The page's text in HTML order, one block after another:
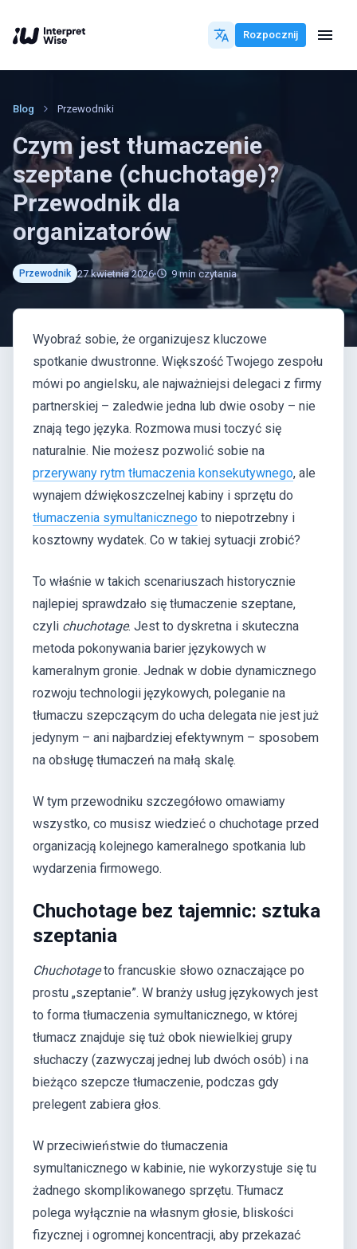
Rozpocznij
Blog Przewodniki
Czym jest tłumaczenie
szeptane (chuchotage)?
Przewodnik dla
organizatorów
Przewodnik 27 kwietnia 2026 9 min czytania
Wyobraź sobie, że organizujesz kluczowe
spotkanie dwustronne. Większość Twojego zespołu
mówi po angielsku, ale najważniejsi delegaci z firmy
partnerskiej – zaledwie jedna lub dwie osoby – nie
znają tego języka. Rozmowa musi toczyć się
naturalnie. Nie możesz pozwolić sobie na
przerywany rytm tłumaczenia konsekutywnego, ale
wynajem dźwiękoszczelnej kabiny i sprzętu do
tłumaczenia symultanicznego to niepotrzebny i
kosztowny wydatek. Co w takiej sytuacji zrobić?
To właśnie w takich scenariuszach historycznie
najlepiej sprawdzało się tłumaczenie szeptane,
czyli chuchotage. Jest to dyskretna i skuteczna
metoda pokonywania barier językowych w
kameralnym gronie. Jednak w dobie dynamicznego
rozwoju technologii językowych, poleganie na
tłumaczu szepczącym do ucha delegata nie jest już
jedynym – ani najbardziej efektywnym – sposobem
na obsługę tłumaczeń na małą skalę.
W tym przewodniku szczegółowo omawiamy
wszystko, co musisz wiedzieć o chuchotage przed
organizacją kolejnego kameralnego spotkania lub
wydarzenia firmowego.
Chuchotage bez tajemnic: sztuka
szeptania
Chuchotageto francuskie słowo oznaczające po
prostu „szeptanie”. W branży usług językowych jest
to forma tłumaczenia symultanicznego, w której
tłumacz znajduje się tuż obok niewielkiej grupy
słuchaczy (zazwyczaj jednej lub dwóch osób) i na
bieżąco szepcze tłumaczenie, podczas gdy
prelegent zabiera głos.
W przeciwieństwie do tłumaczenia
symultanicznego w kabinie, nie wykorzystuje się tu
żadnego skomplikowanego sprzętu. Tłumacz
polega wyłącznie na własnym głosie, bliskości
fizycznej i ogromnej koncentracji, aby przekazać